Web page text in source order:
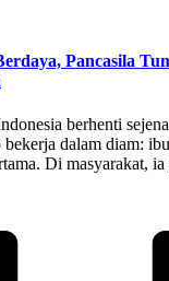
Pancasila
berhenti
bekerja dalam diam:
Di masyarakat,